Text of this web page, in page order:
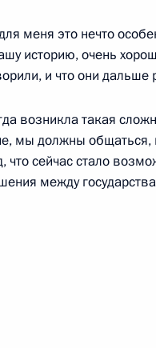
Владимира Путина
Шольцем
Германии
меня это нечто
историю, очень
и что они дальше
возникла такая
мы должны
сейчас стало
между